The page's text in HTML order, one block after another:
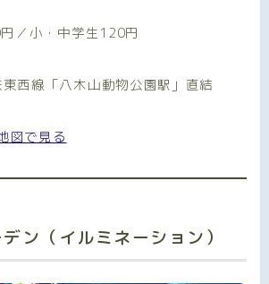
／小・中学生120円
東西線「八木山動物公園駅」直結
図で見る
ン（イルミネーション）